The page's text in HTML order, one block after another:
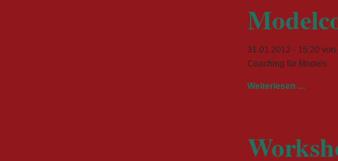
31.01.2012 - 15:20 von
Coaching für Models
Weiterlesen …